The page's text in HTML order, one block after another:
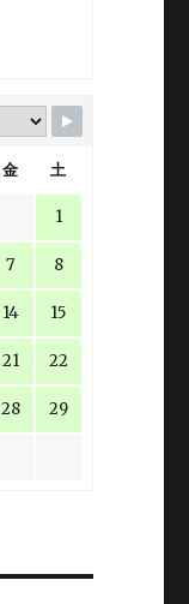
金 土
1
7 8
14 15
21 22
28 29